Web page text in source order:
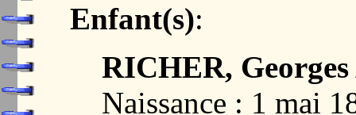
Enfant(s):
RICHER,
Naissance : 1 mai